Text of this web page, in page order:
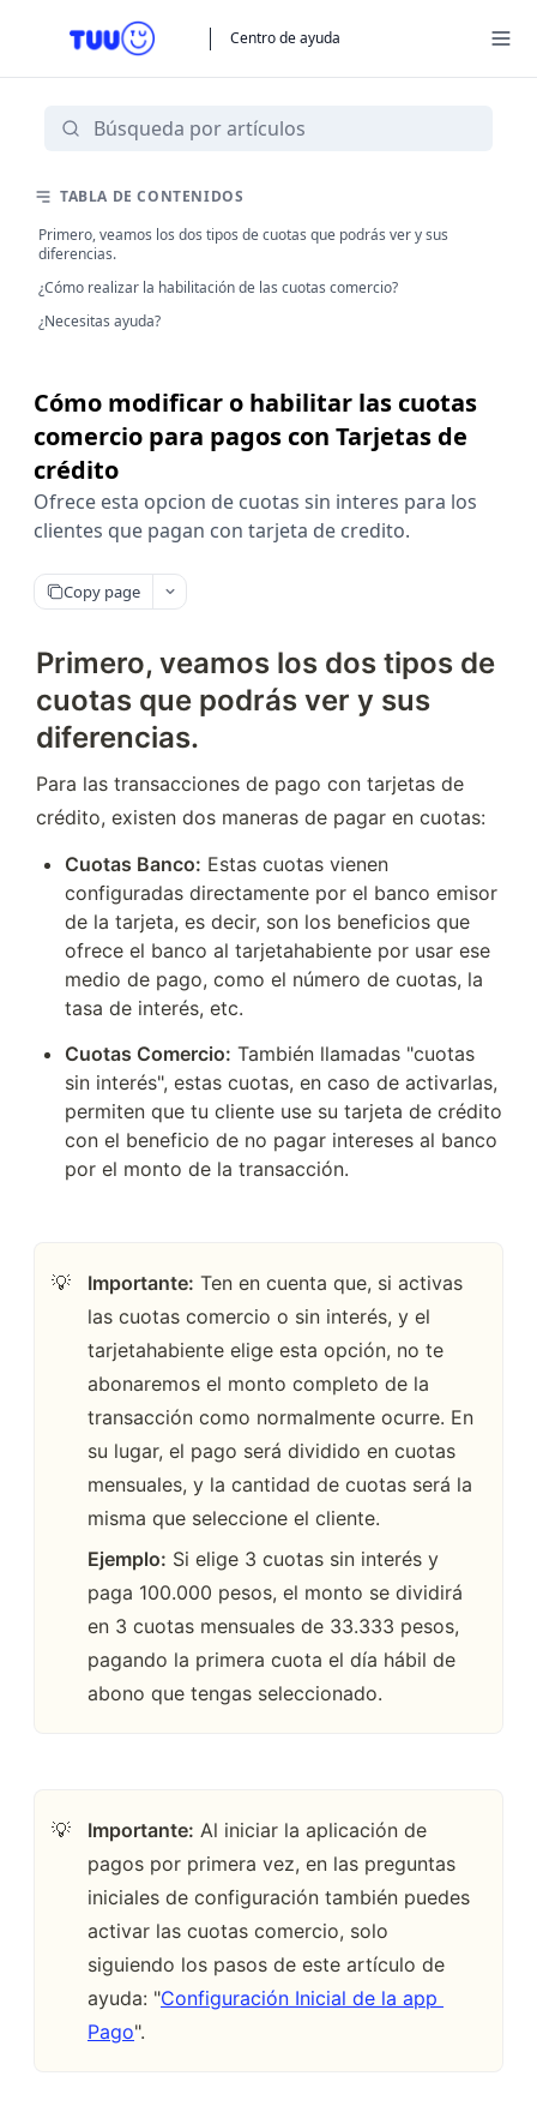
Centro de ayuda
Cómo modificar o habilitar las cuotas
comercio para pagos con Tarjetas de
crédito
Ofrece esta opcion de cuotas sin interes para los
clientes que pagan con tarjeta de credito.
Copy page
Primero, veamos los dos tipos de
cuotas que podrás ver y sus
diferencias.
Para las transacciones de pago con tarjetas de
crédito, existen dos maneras de pagar en cuotas:
Cuotas Banco: Estas cuotas vienen
configuradas directamente por el banco emisor
de la tarjeta, es decir, son los beneficios que
ofrece el banco al tarjetahabiente por usar ese
medio de pago, como el número de cuotas, la
tasa de interés, etc.
Cuotas Comercio: También llamadas "cuotas
sin interés", estas cuotas, en caso de activarlas,
permiten que tu cliente use su tarjeta de crédito
con el beneficio de no pagar intereses al banco
por el monto de la transacción.
💡 Importante: Ten en cuenta que, si activas
las cuotas comercio o sin interés, y el
tarjetahabiente elige esta opción, no te
abonaremos el monto completo de la
transacción como normalmente ocurre. En
su lugar, el pago será dividido en cuotas
mensuales, y la cantidad de cuotas será la
misma que seleccione el cliente.
Ejemplo: Si elige 3 cuotas sin interés y
paga 100.000 pesos, el monto se dividirá
en 3 cuotas mensuales de 33.333 pesos,
pagando la primera cuota el día hábil de
abono que tengas seleccionado.
💡 Importante: Al iniciar la aplicación de
pagos por primera vez, en las preguntas
iniciales de configuración también puedes
activar las cuotas comercio, solo
siguiendo los pasos de este artículo de
ayuda: "Configuración Inicial de la app
Pago".
TABLA DE CONTENIDOS
Primero, veamos los dos tipos de cuotas que podrás ver y sus
diferencias.
¿Cómo realizar la habilitación de las cuotas comercio?
¿Necesitas ayuda?